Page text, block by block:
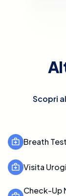
Scopri
Breath
Visita
Check-Up